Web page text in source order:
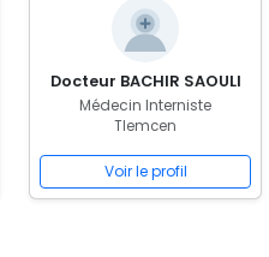
Docteur BACHIR SAOULI
Médecin Interniste
Tlemcen
Voir le profil